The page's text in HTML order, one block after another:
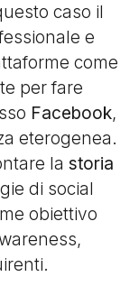
caso il
e
come
per fare
Facebook,
eterogenea.
la storia
di social
obiettivo